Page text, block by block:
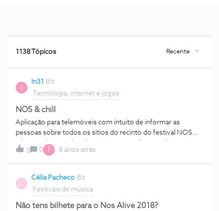
1138 Tópicos Recente
In31
Bit
Tecnologia, internet e jogos
NOS & chill
Aplicação para telemóveis com intuito de informar as
pessoas sobre todos os sítios do recinto do festival NOS
Alive, onde se pode relaxar e comer melhor. O objetivo é ter
soluções diárias para os diferentes dias do melhor festival de
sempre!
0 0 8 anos atrás
C
Célia Pacheco Bit
Festivais de música
Não tens bilhete para o Nos Alive 2018?